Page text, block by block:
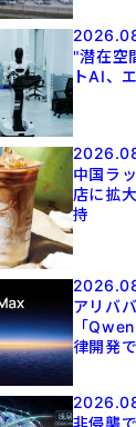
"潜在空
トAI、
中国ラ
店に拡
持
アリバ
「
律開発